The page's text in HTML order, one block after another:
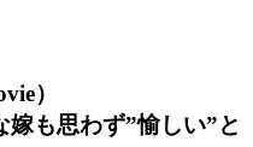
）
嫁も思わず”愉しい”と